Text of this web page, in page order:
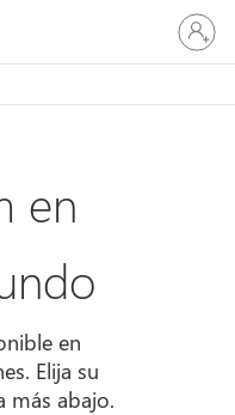
Iniciar
sesión
en
cuenta
en
en
Elija su
más abajo.